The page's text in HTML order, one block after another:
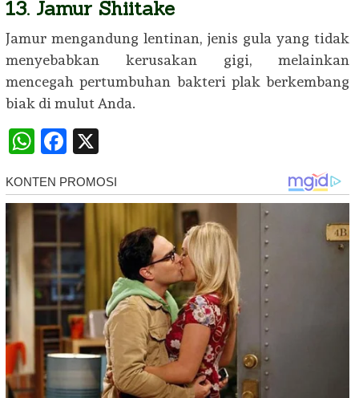
13. Jamur Shiitake
Jamur mengandung lentinan, jenis gula yang tidak
menyebabkan kerusakan gigi, melainkan
mencegah pertumbuhan bakteri plak berkembang
biak di mulut Anda.
WhatsApp
Facebook